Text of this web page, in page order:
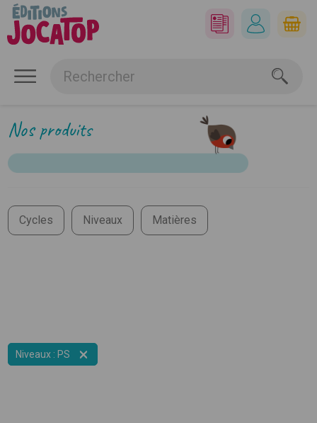
Nos produits
Cycles Niveaux Matières
Niveaux : PS 